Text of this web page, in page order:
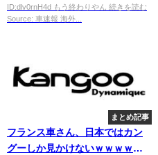
ID:dlv0rnH4d もう終わりやん 続きを読む
Source: 車速報 海外...
まとめ記事
フランス車さん、日本ではカン
グーしか見かけないｗｗｗｗｗ